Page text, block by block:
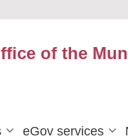
of the
eGov services